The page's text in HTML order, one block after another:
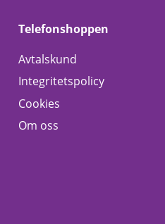
Telefonshoppen
Avtalskund
Integritetspolicy
Cookies
Om oss